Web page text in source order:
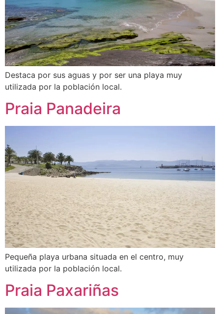
Destaca por sus aguas y por ser una playa muy
utilizada por la población local.
Praia Panadeira
Pequeña playa urbana situada en el centro, muy
utilizada por la población local.
Praia Paxariñas